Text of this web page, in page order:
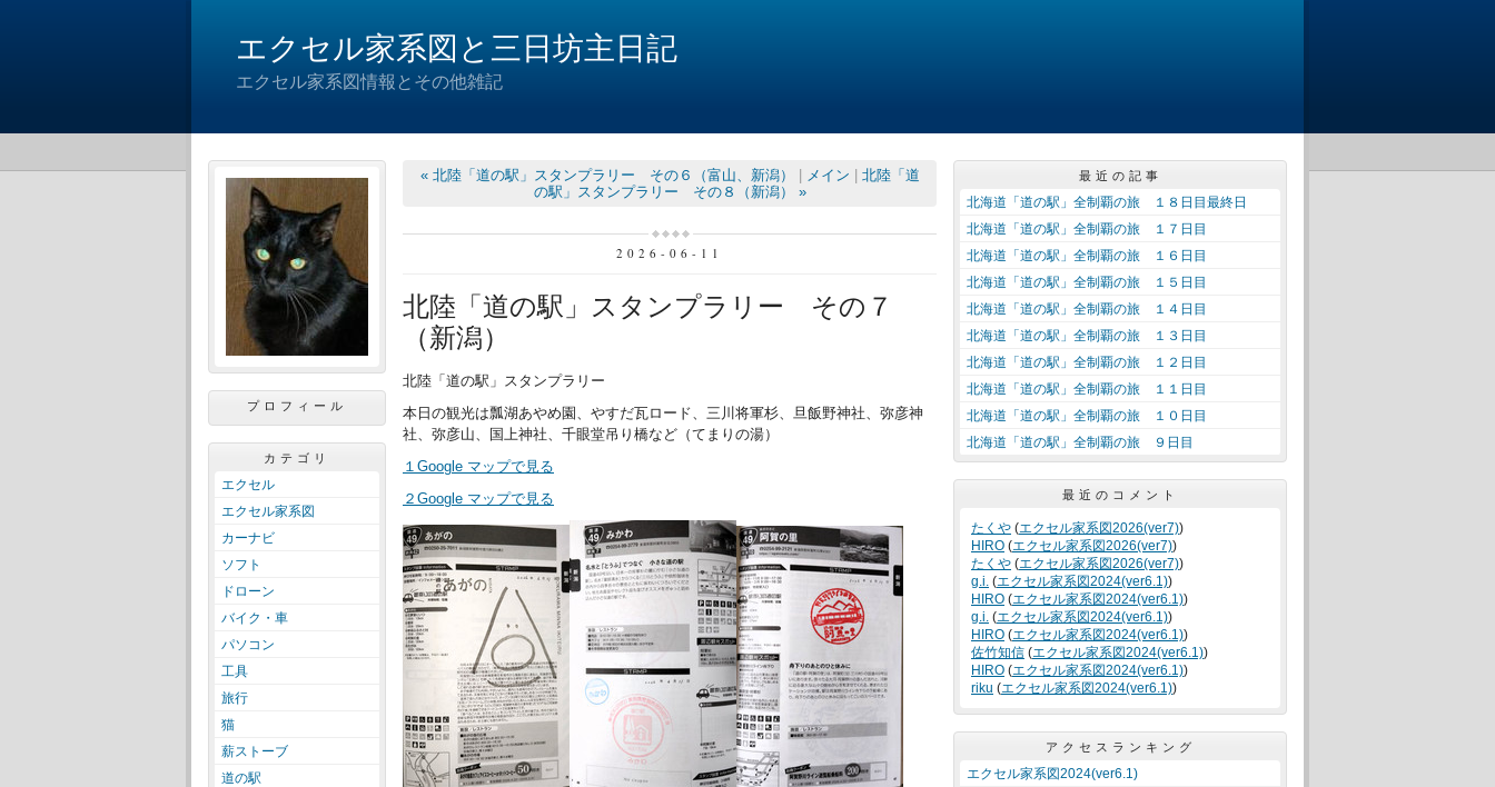
エクセル家系図と三日坊主日記
エクセル家系図情報とその他雑記
プロフィール
カテゴリ
エクセル
エクセル家系図
カーナビ
ソフト
ドローン
バイク・車
パソコン
工具
旅行
猫
薪ストーブ
道の駅
« 北陸「道の駅」スタンプラリー その６（富山、新潟） メイン
北陸「道
の駅」スタンプラリー その８（新潟） »
2026-06-11
北陸「道の駅」スタンプラリー その７
（新潟）
北陸「道の駅」スタンプラリー
本日の観光は瓢湖あやめ園、やすだ瓦ロード、三川将軍杉、旦飯野神社、弥彦神
社、弥彦山、国上神社、千眼堂吊り橋など（てまりの湯）
１Google マップで見る
２Google マップで見る
最近の記事
北海道「道の駅」全制覇の旅 １８日目最終日
北海道「道の駅」全制覇の旅 １７日目
北海道「道の駅」全制覇の旅 １６日目
北海道「道の駅」全制覇の旅 １５日目
北海道「道の駅」全制覇の旅 １４日目
北海道「道の駅」全制覇の旅 １３日目
北海道「道の駅」全制覇の旅 １２日目
北海道「道の駅」全制覇の旅 １１日目
北海道「道の駅」全制覇の旅 １０日目
北海道「道の駅」全制覇の旅 ９日目
最近のコメント
たくや (エクセル家系図2026(ver7))
HIRO (エクセル家系図2026(ver7))
たくや (エクセル家系図2026(ver7))
g.i. (エクセル家系図2024(ver6.1))
HIRO (エクセル家系図2024(ver6.1))
g.i. (エクセル家系図2024(ver6.1))
HIRO (エクセル家系図2024(ver6.1))
佐竹知信 (エクセル家系図2024(ver6.1))
HIRO (エクセル家系図2024(ver6.1))
riku (エクセル家系図2024(ver6.1))
アクセスランキング
エクセル家系図2024(ver6.1)